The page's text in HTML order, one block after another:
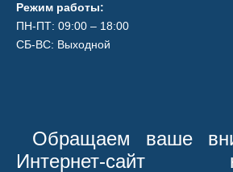
Режим работы:
ПН-ПТ: 09:00 – 18:00
СБ-ВС: Выходной
Обращаем ваше
Интернет-сайт